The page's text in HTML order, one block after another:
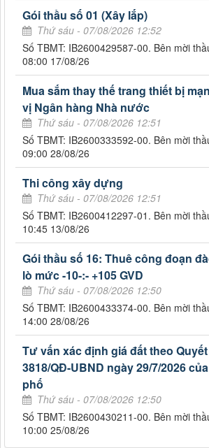
Gói thầu số 01 (Xây lắp)
Thứ sáu - 07/08/2026 12:52
Số TBMT: IB2600429587-00. Bên mời
08:00 17/08/26
Mua sắm thay thế trang thiết bị
vị Ngân hàng Nhà nước
Thứ sáu - 07/08/2026 12:51
Số TBMT: IB2600333592-00. Bên mời
09:00 28/08/26
Thi công xây dựng
Thứ sáu - 07/08/2026 12:51
Số TBMT: IB2600412297-01. Bên mời
10:45 13/08/26
Gói thầu số 16: Thuê công đoạn
lò mức -10-:- +105 GVD
Thứ sáu - 07/08/2026 12:50
Số TBMT: IB2600433374-00. Bên mời
14:00 28/08/26
Tư vấn xác định giá đất theo
3818/QĐ-UBND ngày 29/7/2026
phố
Thứ sáu - 07/08/2026 12:50
Số TBMT: IB2600430211-00. Bên mời
10:00 25/08/26